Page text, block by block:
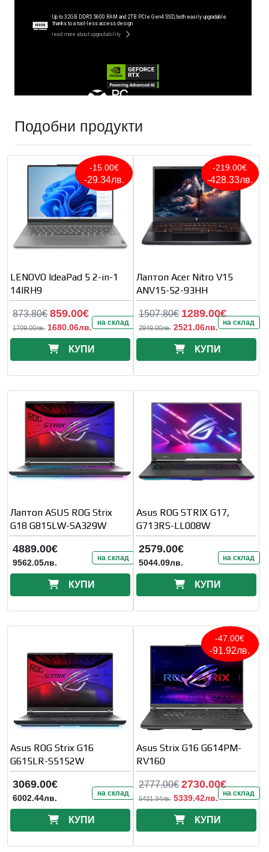
Подобни продукти
-15.00€
-29.34лв.
LENOVO IdeaPad 5 2-in-1
14IRH9
873.80€ 859.00€
1709.00лв. 1680.06лв. на склад
КУПИ
-219.00€
-428.33лв.
Лаптоп Acer Nitro V15
ANV15-52-93HH
1507.80€ 1289.00€
2949.00лв. 2521.06лв. на склад
КУПИ
Лаптоп ASUS ROG Strix
G18 G815LW-SA329W
4889.00€
9562.05лв. на склад
КУПИ
Asus ROG STRIX G17,
G713RS-LL008W
2579.00€
5044.09лв. на склад
КУПИ
Asus ROG Strix G16
G615LR-S5152W
3069.00€
6002.44лв. на склад
КУПИ
-47.00€
-91.92лв.
Asus Strix G16 G614PM-
RV160
2777.00€ 2730.00€
5431.34лв. 5339.42лв. на склад
КУПИ